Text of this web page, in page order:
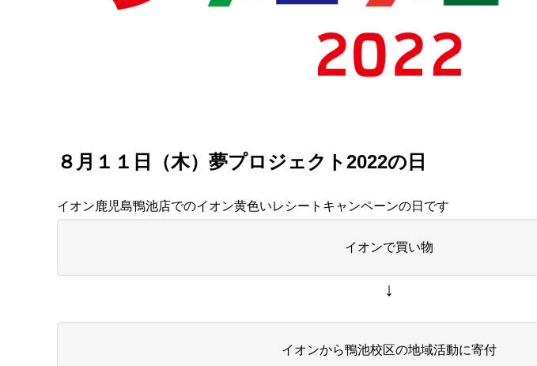
８月１１日（木）夢プロジェクト2022の日
イオン鹿児島鴨池店でのイオン黄色いレシートキャンペーンの日です
イオンで買い物
↓
イオンから鴨池校区の地域活動に寄付